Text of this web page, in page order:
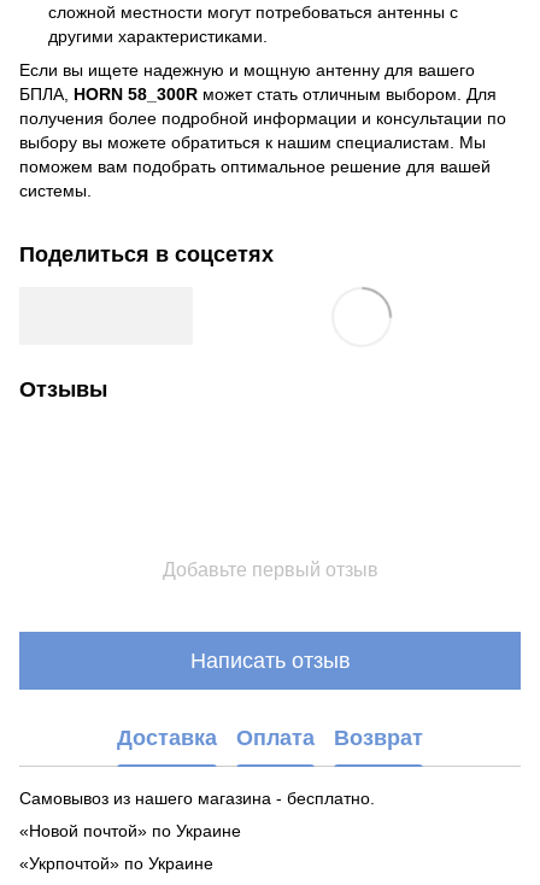
сложной местности могут потребоваться антенны с
другими характеристиками.
Если вы ищете надежную и мощную антенну для вашего
БПЛА, HORN 58_300R может стать отличным выбором. Для
получения более подробной информации и консультации по
выбору вы можете обратиться к нашим специалистам. Мы
поможем вам подобрать оптимальное решение для вашей
системы.
Поделиться в соцсетях
Отзывы
Добавьте первый отзыв
Написать отзыв
Доставка Оплата Возврат
Самовывоз из нашего магазина - бесплатно.
«Новой почтой» по Украине
«Укрпочтой» по Украине